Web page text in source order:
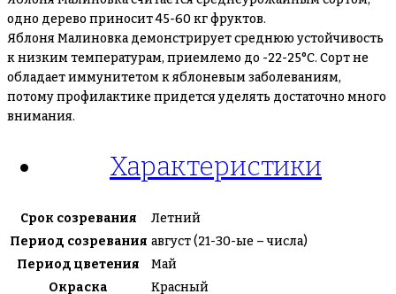
одно дерево приносит 45-60 кг фруктов.
Яблоня Малиновка демонстрирует среднюю устойчивость
к низким температурам, приемлемо до -22-25°С. Сорт не
обладает иммунитетом к яблоневым заболеваниям,
потому профилактике придется уделять достаточно много
внимания.
Характеристики
Срок созревания
Летний
Период созревания август (21-30-ые – числа)
Период цветения
Май
Окраска
Красный